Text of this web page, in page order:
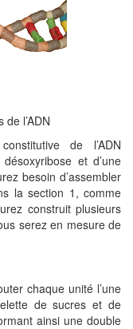
l’ADN
de l’ADN
et d’une
besoin d’assembler
la section 1, comme
construit plusieurs
serez en mesure de
chaque unité l’une
de sucres et de
ainsi une double